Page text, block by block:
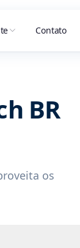
Contato
BR
os